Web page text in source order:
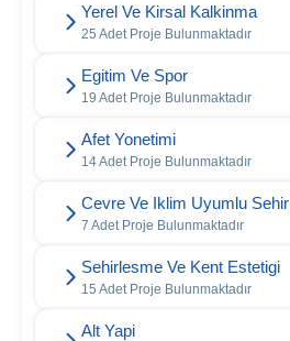
Yerel Ve Kirsal Kalkinma
25 Adet Proje Bulunmaktadır
Egitim Ve Spor
19 Adet Proje Bulunmaktadır
Afet Yonetimi
14 Adet Proje Bulunmaktadır
Cevre Ve Iklim Uyumlu Sehir
7 Adet Proje Bulunmaktadır
Sehirlesme Ve Kent Estetigi
15 Adet Proje Bulunmaktadır
Alt Yapi